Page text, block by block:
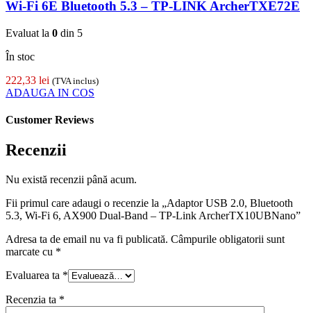
Wi-Fi 6E Bluetooth 5.3 – TP-LINK ArcherTXE72E
Evaluat la 0 din 5
În stoc
222,33 lei (TVA inclus)
ADAUGA IN COS
Customer Reviews
Recenzii
Nu există recenzii până acum.
Fii primul care adaugi o recenzie la „Adaptor USB 2.0, Bluetooth
5.3, Wi-Fi 6, AX900 Dual-Band – TP-Link ArcherTX10UBNano”
Adresa ta de email nu va fi publicată. Câmpurile obligatorii sunt
marcate cu *
Evaluarea ta *
Recenzia ta *